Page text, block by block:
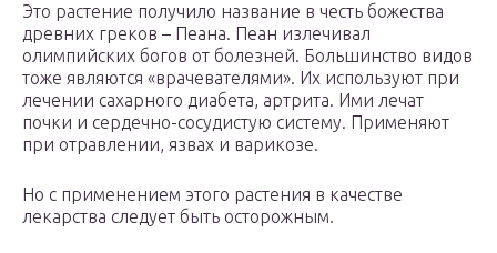
Это растение получило название в честь божества
древних греков – Пеана. Пеан излечивал
олимпийских богов от болезней. Большинство видов
тоже являются «врачевателями». Их используют при
лечении сахарного диабета, артрита. Ими лечат
почки и сердечно-сосудистую систему. Применяют
при отравлении, язвах и варикозе.
Но с применением этого растения в качестве
лекарства следует быть осторожным.